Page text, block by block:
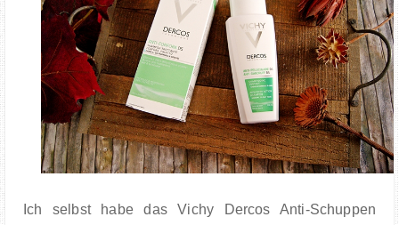
Ich selbst habe das Vichy Dercos Anti-Schuppen